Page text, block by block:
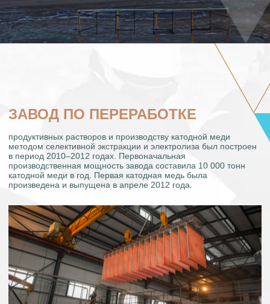
продуктивных растворов и производству катодной меди
методом селективной экстракции и электролиза был построен
в период 2010–2012 годах. Первоначальная
производственная мощность завода составила 10 000 тонн
катодной меди в год. Первая катодная медь была
произведена и выпущена в апреле 2012 года.
В 2015 ГОДУ
Товарищество расширило производственную мощность завода SX-
EW, были введены в эксплуатацию вновь построенные
дополнительные «стадия экстракции» и «цех электролиза»,
которые позволили увеличить производственную мощность завода
до 15 000 тонн катодной меди в год.